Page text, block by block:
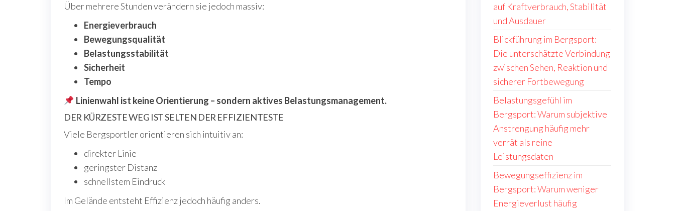
Über mehrere Stunden verändern sie jedoch massiv:
Energieverbrauch
Bewegungsqualität
Belastungsstabilität
Sicherheit
Tempo
Linienwahl ist keine Orientierung – sondern aktives Belastungsmanagement.
DER KÜRZESTE WEG IST SELTEN DER EFFIZIENTESTE
Viele Bergsportler orientieren sich intuitiv an:
direkter Linie
geringster Distanz
schnellstem Eindruck
Im Gelände entsteht Effizienz jedoch häufig anders.
auf Kraftverbrauch, Stabilität
und Ausdauer
Blickführung im Bergsport:
Die unterschätzte Verbindung
zwischen Sehen, Reaktion und
sicherer Fortbewegung
Belastungsgefühl im
Bergsport: Warum subjektive
Anstrengung häufig mehr
verrät als reine
Leistungsdaten
Bewegungseffizienz im
Bergsport: Warum weniger
Energieverlust häufig